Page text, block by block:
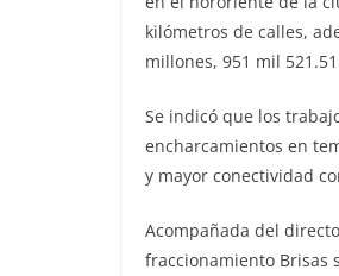
kilómetros de calles,
millones, 951 mil
Se indicó que los
encharcamientos en
y mayor conectividad
Acompañada del
fraccionamiento Brisas